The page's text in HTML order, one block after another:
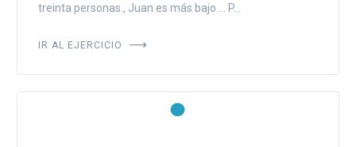
treinta personas., Juan es más bajo ... P...
IR AL EJERCICIO